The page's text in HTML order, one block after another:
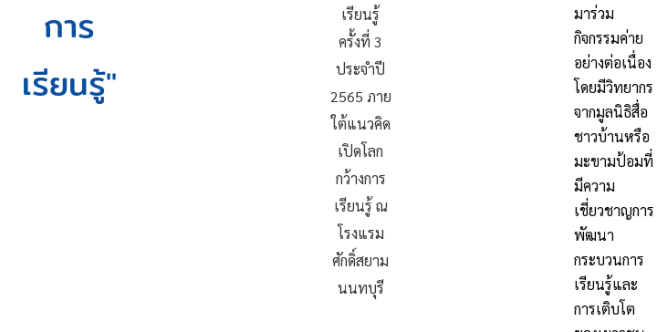
การ
เรียนรู้"
เรียนรู้
ครั้งที่ 3
ประจำปี
2565 ภาย
ใต้แนวคิด
เปิดโลก
กว้างการ
เรียนรู้ ณ
โรงแรม
ศักดิ์สยาม
นนทบุรี
มาร่วม
กิจกรรมค่าย
อย่างต่อเนื่อง
โดยมีวิทยากร
จากมูลนิธิสื่อ
ชาวบ้านหรือ
มะขามป้อมที่
มีความ
เชี่ยวชาญการ
พัฒนา
กระบวนการ
เรียนรู้และ
การเติบโต